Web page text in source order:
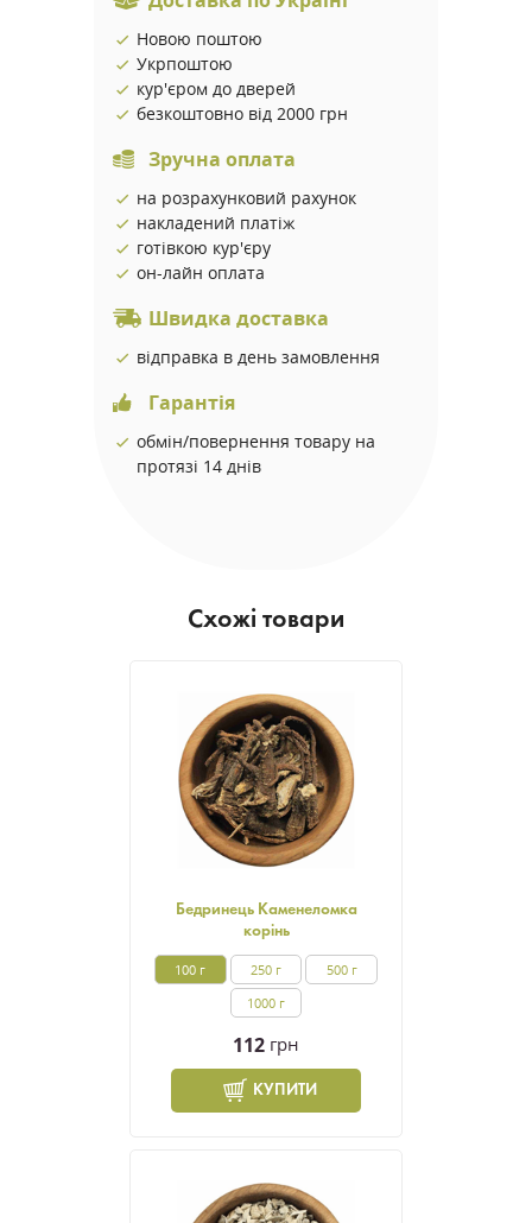
Новою поштою
Укрпоштою
кур'єром до дверей
безкоштовно від 2000 грн
Зручна оплата
на розрахунковий рахунок
накладений платіж
готівкою кур'єру
он-лайн оплата
Швидка доставка
відправка в день замовлення
Гарантія
обмін/повернення товару на
протязі 14 днів
Схожі товари
Бедринець Каменеломка
корінь
100 г 250 г
500 г
1000 г
112 грн
КУПИТИ